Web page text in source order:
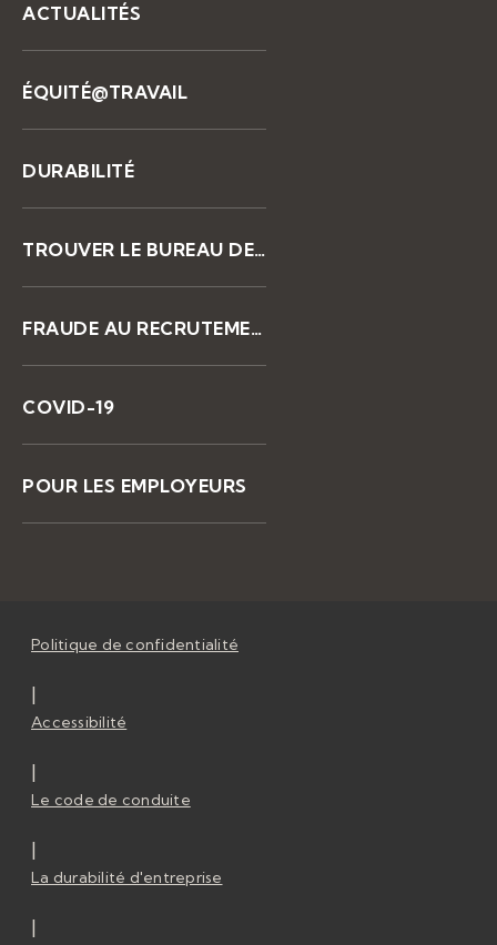
ACTUALITÉS
ÉQUITÉ@TRAVAIL
DURABILITÉ
TROUVER LE BUREAU DE KELLY
FRAUDE AU RECRUTEMENT
COVID-19
POUR LES EMPLOYEURS
Politique de confidentialité
|
Accessibilité
|
Le code de conduite
|
La durabilité d'entreprise
|